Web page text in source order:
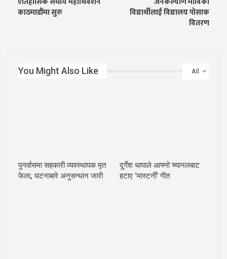
काठमाडौंमा सुरु
विद्यार्थीलाई विद्यालय पोसाक
वितरण
All
You Might Also Like
पुनर्वासमा सहकारी व्यवस्थापक मृत
फेला, घटनाबारे अनुसन्धान जारी
दुर्गेश थापाले आफ्नो च्यानलबाट
हटाए ‘मास्टर्नी’ गीत